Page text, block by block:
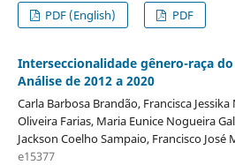
PDF (English)
PDF
Interseccionalidade gênero-raça
Análise de 2012 a 2020
Carla Barbosa Brandão, Francisca
Oliveira Farias, Maria Eunice Nogueira
Jackson Coelho Sampaio, Francisco José
e15377